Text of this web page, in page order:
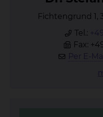
Fichtengrund 1,
Tel.:
Fax:
Per E-